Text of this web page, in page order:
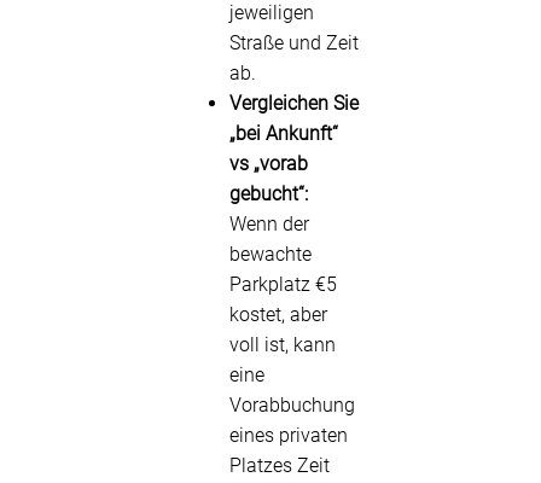
jeweiligen
Straße und Zeit
ab.
Vergleichen Sie
„bei Ankunft“
vs „vorab
gebucht“:
Wenn der
bewachte
Parkplatz €5
kostet, aber
voll ist, kann
eine
Vorabbuchung
eines privaten
Platzes Zeit